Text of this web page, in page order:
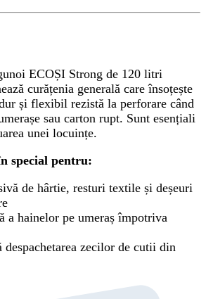
ECOȘI Strong de 120 litri
curățenia generală care însoțește
și flexibil rezistă la perforare când
sau carton rupt. Sunt esențiali
unei locuințe.
special pentru:
de hârtie, resturi textile și deșeuri
a hainelor pe umeraș împotriva
despachetarea zecilor de cutii din